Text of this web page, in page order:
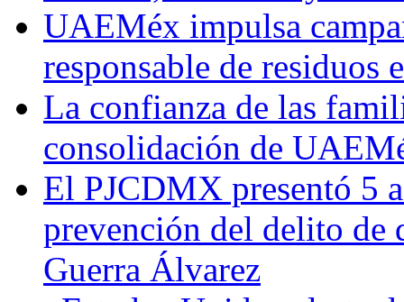
UAEMéx impulsa
responsable de residuos
La confianza de las
consolidación de
El PJCDMX presentó 5
prevención del delito de
Guerra Álvarez